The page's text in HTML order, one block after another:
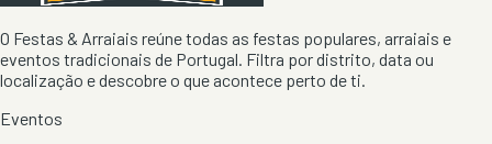
O Festas & Arraiais reúne todas as festas populares, arraiais e
eventos tradicionais de Portugal. Filtra por distrito, data ou
localização e descobre o que acontece perto de ti.
Eventos